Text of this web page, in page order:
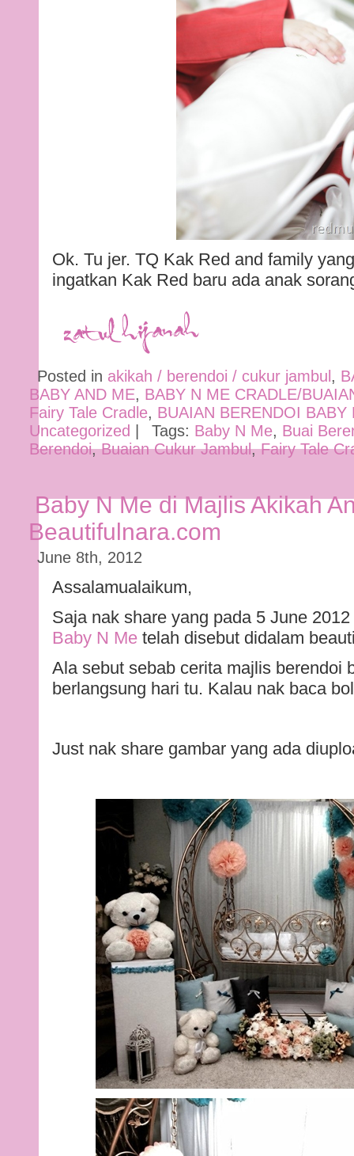
Ok. Tu jer. TQ Kak Red and family
ingatkan Kak Red baru ada anak
Posted in akikah / berendoi / cukur jambul ,
BABY AND ME, BABY N ME CRADLE/
Fairy Tale Cradle, BUAIAN BERENDOI
Uncategorized
Tags: Baby N Me, Buai
Berendoi,Buaian Cukur Jambul,Fairy Tale
Baby N Me di Majlis Akikah
Beautifulnara.com
June 8th, 2012
Assalamualaikum,
Saja nak share yang pada 5 June
Baby N Me telah disebut didalam
Ala sebut sebab cerita majlis berendoi
berlangsung hari tu. Kalau nak baca
Just nak share gambar yang ada